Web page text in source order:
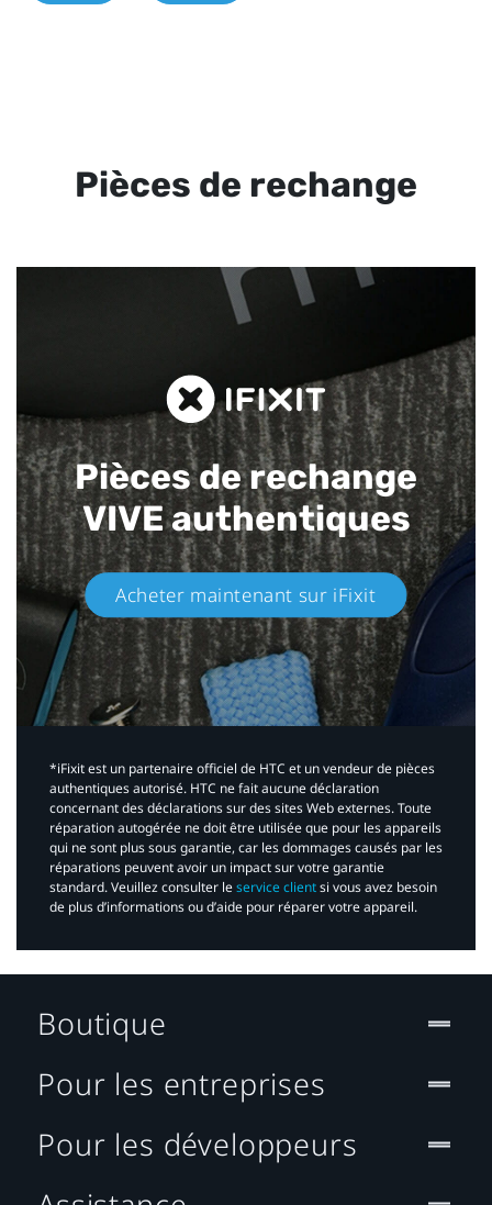
Pièces de rechange
Pièces de rechange
VIVE authentiques​
Acheter maintenant sur iFixit​
*iFixit est un partenaire officiel de HTC et un vendeur de pièces
authentiques autorisé. HTC ne fait aucune déclaration
concernant des déclarations sur des sites Web externes. Toute
réparation autogérée ne doit être utilisée que pour les appareils
qui ne sont plus sous garantie, car les dommages causés par les
réparations peuvent avoir un impact sur votre garantie
standard. Veuillez consulter leservice clientsi vous avez besoin
de plus d’informations ou d’aide pour réparer votre appareil.​
Boutique
Pour les entreprises
Pour les développeurs